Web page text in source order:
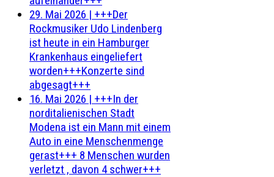
29. Mai 2026 | +++Der
Rockmusiker Udo Lindenberg
ist heute in ein Hamburger
Krankenhaus eingeliefert
worden+++Konzerte sind
abgesagt+++
16. Mai 2026 | +++In der
norditalienischen Stadt
Modena ist ein Mann mit einem
Auto in eine Menschenmenge
gerast+++ 8 Menschen wurden
verletzt , davon 4 schwer+++